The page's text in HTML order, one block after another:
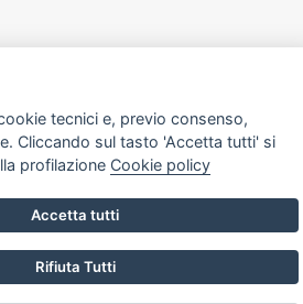
tecnici e, previo consenso,
Cliccando sul tasto 'Accetta tutti' si
profilazione Cookie policy
Accetta tutti
Rifiuta Tutti